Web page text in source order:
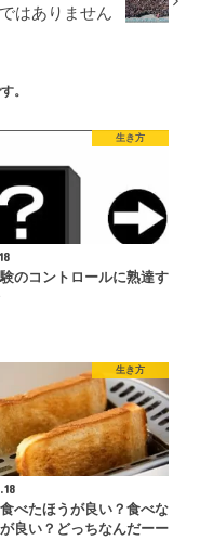
ではありません
。
生き方
のコントロールに熟達す
生き方
べたほうが良い？食べな
良い？どっちなんだーー